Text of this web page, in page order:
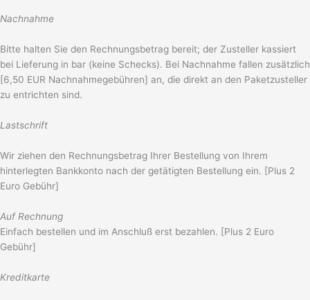
Nachnahme
Bitte halten Sie den Rechnungsbetrag bereit; der Zusteller kassiert
bei Lieferung in bar (keine Schecks). Bei Nachnahme fallen zusätzlich
[6,50 EUR Nachnahmegebühren] an, die direkt an den Paketzusteller
zu entrichten sind.
Lastschrift
Wir ziehen den Rechnungsbetrag Ihrer Bestellung von Ihrem
hinterlegten Bankkonto nach der getätigten Bestellung ein. [Plus 2
Euro Gebühr]
Auf Rechnung
Einfach bestellen und im Anschluß erst bezahlen. [Plus 2 Euro
Gebühr]
Kreditkarte